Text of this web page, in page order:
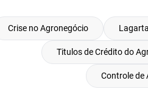
Crise no Agronegócio
Titulos de Crédito do
Controle de